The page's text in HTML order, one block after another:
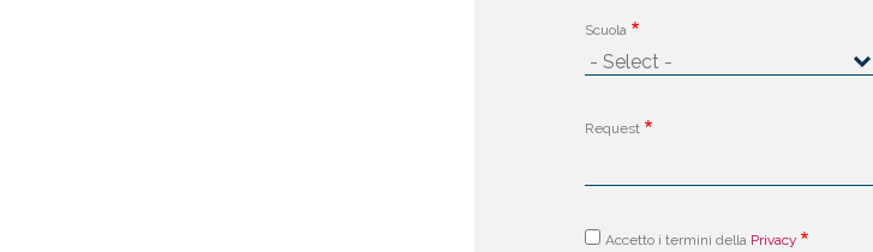
Scuola
Request
Accetto i termini della Privacy